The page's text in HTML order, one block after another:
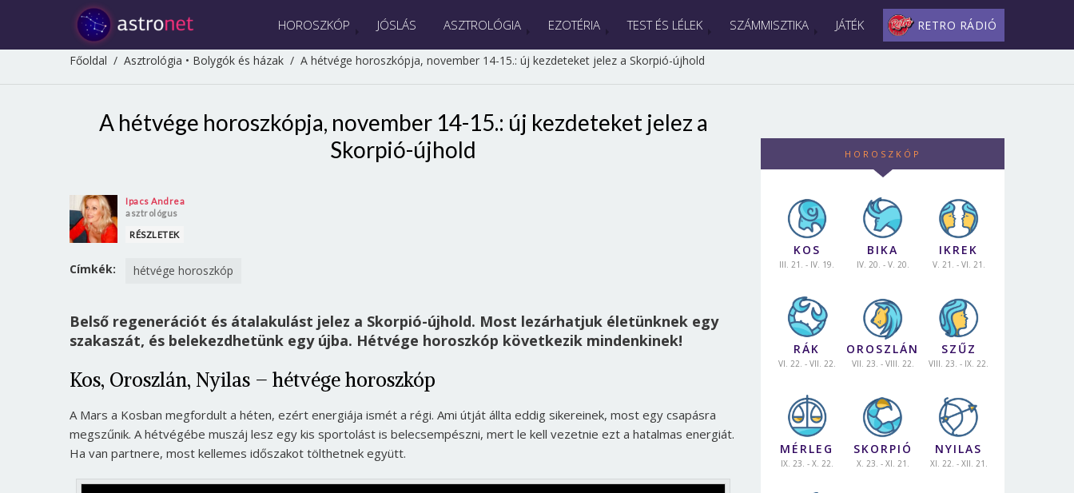
HOROSZKÓP JÓSLÁS ASZTROLÓGIA EZOTÉRIA TEST ÉS LÉLEK SZÁMMISZTIKA JÁTÉK RETRO RÁDIÓ
Főoldal / Asztrológia • Bolygók és házak / A hétvége horoszkópja, november 14-15.: új kezdeteket jelez a Skorpió-újhold
A hétvége horoszkópja, november 14-15.: új kezdeteket jelez a
Skorpió-újhold
Ipacs Andrea
asztrológus
RÉSZLETEK
Címkék: hétvége horoszkóp
Belső regenerációt és átalakulást jelez a Skorpió-újhold. Most lezárhatjuk életünknek egy
szakaszát, és belekezdhetünk egy újba. Hétvége horoszkóp következik mindenkinek!
Kos, Oroszlán, Nyilas – hétvége horoszkóp
A Mars a Kosban megfordult a héten, ezért energiája ismét a régi. Ami útját állta eddig sikereinek, most egy csapásra
megszűnik. A hétvégébe muszáj lesz egy kis sportolást is belecsempészni, mert le kell vezetnie ezt a hatalmas energiát.
Ha van partnere, most kellemes időszakot tölthetnek együtt.
HOROSZKÓP
KOS
III. 21. - IV. 19.
BIKA
IV. 20. - V. 20.
IKREK
V. 21. - VI. 21.
RÁK
VI. 22. - VII. 22.
OROSZLÁN
VII. 23. - VIII. 22.
SZŰZ
VIII. 23. - IX. 22.
MÉRLEG
IX. 23. - X. 22.
SKORPIÓ
X. 23. - XI. 21.
NYILAS
XI. 22. - XII. 21.